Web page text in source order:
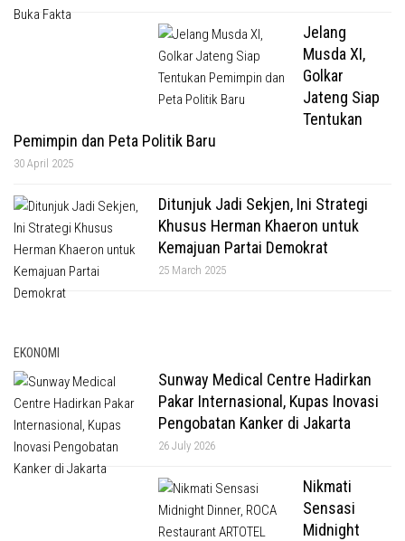
Jelang
Musda XI,
Golkar
Jateng Siap
Tentukan
Pemimpin dan Peta Politik Baru
30 April 2025
Ditunjuk Jadi Sekjen, Ini Strategi
Khusus Herman Khaeron untuk
Kemajuan Partai Demokrat
25 March 2025
EKONOMI
Sunway Medical Centre Hadirkan
Pakar Internasional, Kupas Inovasi
Pengobatan Kanker di Jakarta
26 July 2026
Nikmati
Sensasi
Midnight